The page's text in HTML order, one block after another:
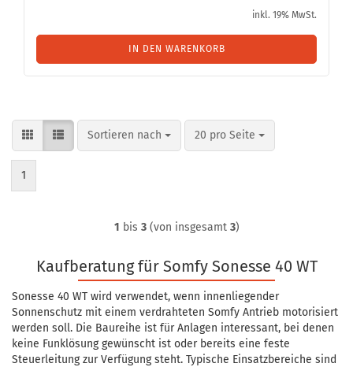
inkl. 19% MwSt.
IN DEN WARENKORB
Sortieren nach
Sortieren nach 20 pro Seite
pro Seite
1
1 bis 3(von insgesamt 3)
Kaufberatung für Somfy Sonesse 40 WT
Sonesse 40 WT wird verwendet, wenn innenliegender
Sonnenschutz mit einem verdrahteten Somfy Antrieb motorisiert
werden soll. Die Baureihe ist für Anlagen interessant, bei denen
keine Funklösung gewünscht ist oder bereits eine feste
Steuerleitung zur Verfügung steht. Typische Einsatzbereiche sind